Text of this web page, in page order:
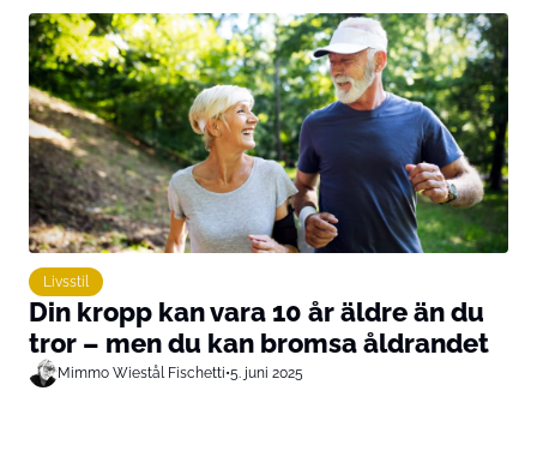
Livsstil
Din kropp kan vara 10 år äldre än du
tror – men du kan bromsa åldrandet
Mimmo Wiestål Fischetti•5. juni 2025